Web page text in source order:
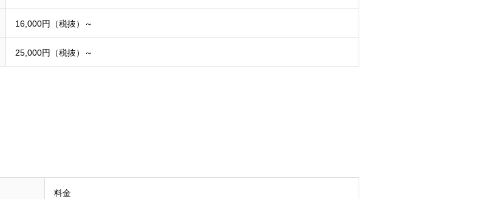
16,000円（税抜）～
25,000円（税抜）～
料金